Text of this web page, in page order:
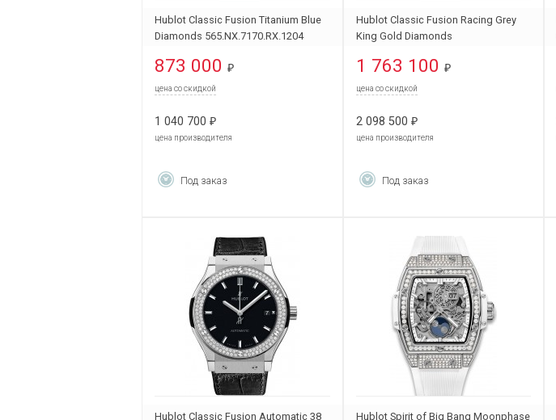
Hublot Classic Fusion Titanium Blue
Diamonds 565.NX.7170.RX.1204
873 000 ₽
цена со скидкой
1 040 700 ₽
цена производителя
Под заказ
Hublot Classic Fusion Racing Grey
King Gold Diamonds
1 763 100 ₽
цена со скидкой
2 098 500 ₽
цена производителя
Под заказ
Hublot Classic Fusion Automatic 38 Hublot Spirit of Big Bang Moonphase